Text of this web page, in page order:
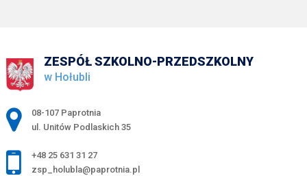
ZESPÓŁ SZKOLNO-PRZEDSZKOLNY
w Hołubli
Adres pocztowy:
08-107 Paprotnia
ul. Unitów Podlaskich 35
+48 25 631 31 27
zsp_holubla@paprotnia.pl